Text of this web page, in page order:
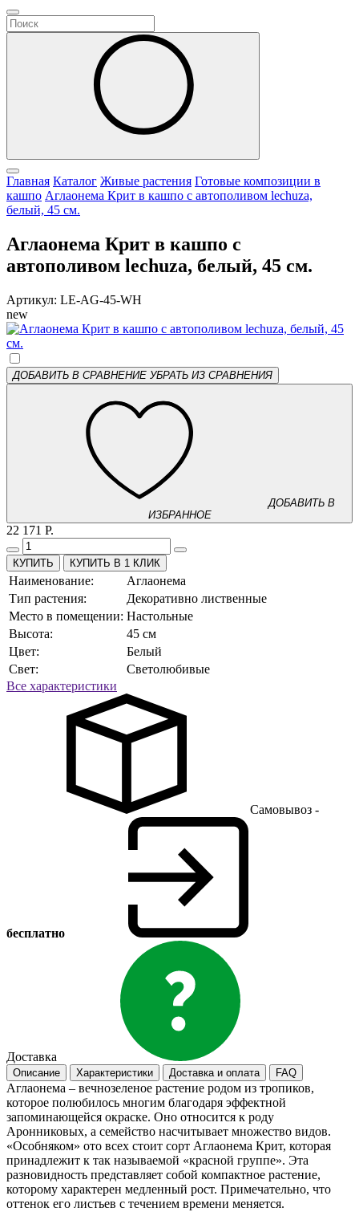
Главная Каталог Живые растения Готовые композиции в
кашпо Аглаонема Крит в кашпо с автополивом lechuza,
белый, 45 см.
Аглаонема Крит в кашпо с
автополивом lechuza, белый, 45 см.
Артикул: LE-AG-45-WH
new
ДОБАВИТЬ В СРАВНЕНИЕ УБРАТЬ ИЗ СРАВНЕНИЯ
ДОБАВИТЬ В
ИЗБРАННОЕ
22 171 Р.
КУПИТЬ В 1 КЛИК
Наименование:
Аглаонема
Тип растения:
Декоративно лиственные
Место в помещении: Настольные
Высота:
45 см
Цвет:
Белый
Свет:
Светолюбивые
Все характеристики
Самовывоз -
бесплатно
Доставка
Описание Характеристики Доставка и оплата FAQ
Аглаонема – вечнозеленое растение родом из тропиков,
которое полюбилось многим благодаря эффектной
запоминающейся окраске. Оно относится к роду
Аронниковых, а семейство насчитывает множество видов.
«Особняком» ото всех стоит сорт Аглаонема Крит, которая
принадлежит к так называемой «красной группе». Эта
разновидность представляет собой компактное растение,
которому характерен медленный рост. Примечательно, что
оттенок его листьев с течением времени меняется.